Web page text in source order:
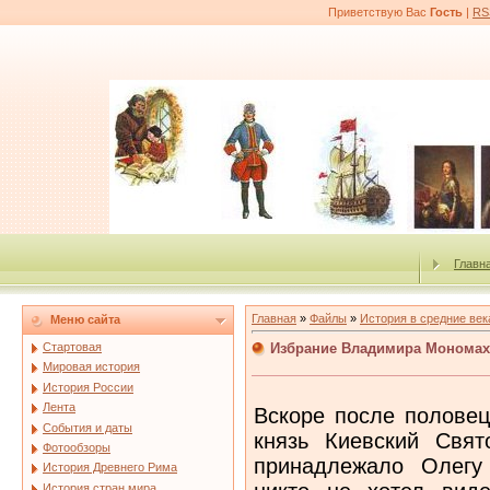
Приветствую Вас Гость |
Меню сайта
Стартовая
Мировая история
История России
Лента
События и даты
Фотообзоры
История Древнего Рима
Главная » Файлы » История в средние
Избрание Владимира
Вскоре после
князь Киевский
принадлежало Олегу